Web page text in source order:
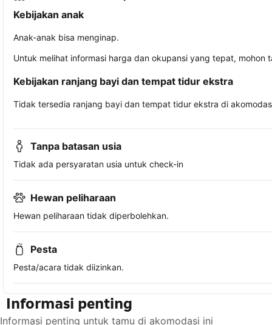
Kebijakan anak
Anak-anak bisa menginap.
Untuk melihat informasi harga dan okupansi yang tepat,
Kebijakan ranjang bayi dan tempat tidur ekstra
Tidak tersedia ranjang bayi dan tempat tidur ekstra di
Tanpa batasan usia
Tidak ada persyaratan usia untuk check-in
Hewan peliharaan
Hewan peliharaan tidak diperbolehkan.
Pesta
Pesta/acara tidak diizinkan.
Informasi penting
Informasi penting untuk tamu di akomodasi ini